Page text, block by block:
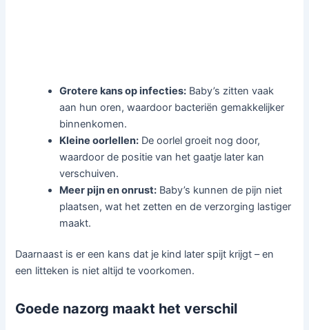
Grotere kans op infecties: Baby’s zitten vaak
aan hun oren, waardoor bacteriën gemakkelijker
binnenkomen.
Kleine oorlellen: De oorlel groeit nog door,
waardoor de positie van het gaatje later kan
verschuiven.
Meer pijn en onrust: Baby’s kunnen de pijn niet
plaatsen, wat het zetten en de verzorging lastiger
maakt.
Daarnaast is er een kans dat je kind later spijt krijgt – en
een litteken is niet altijd te voorkomen.
Goede nazorg maakt het verschil